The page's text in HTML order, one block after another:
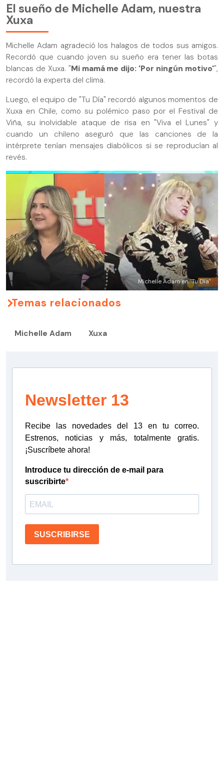
El sueño de Michelle Adam, nuestra
Xuxa
Michelle Adam agradeció los halagos de todos sus amigos.
Recordó que cuando joven su sueño era tener las botas
blancas de Xuxa. "Mi mamá me dijo: 'Por ningún motivo'",
recordó la experta del clima.
Luego, el equipo de "Tu Día" recordó algunos momentos de
Xuxa en Chile, como su polémico paso por el Festival de
Viña, su inolvidable ataque de risa en "Viva el Lunes" y
cuando un chileno aseguró que las canciones de la
intérprete tenían mensajes diabólicos si se reproducían al
revés.
Michelle Adam en "Tu Día"
Temas relacionados
Michelle Adam Xuxa
Newsletter 13
Recibe las novedades del 13 en tu correo.
Estrenos, noticias y más, totalmente gratis.
¡Suscríbete ahora!
Introduce tu dirección de e-mail para
suscribirte
SUSCRIBIRSE